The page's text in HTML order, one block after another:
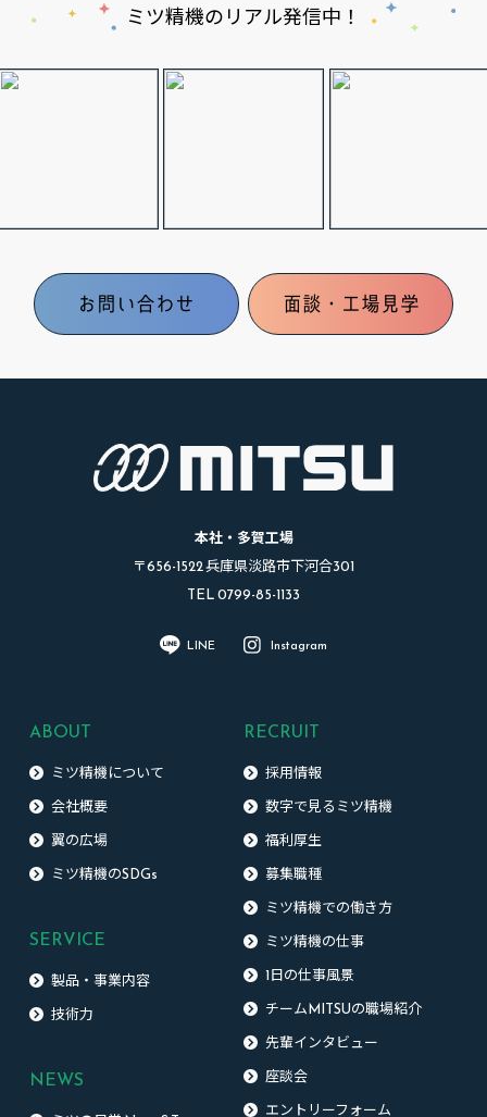
ミツ精機のリアル発信中！
お問い合わせ 面談・工場見学
本社・多賀工場
〒656-1522 兵庫県淡路市下河合301
TEL 0799-85-1133
LINE Instagram
ABOUT
ミツ精機について
会社概要
翼の広場
ミツ精機のSDGs
SERVICE
製品・事業内容
技術力
NEWS
RECRUIT
採用情報
数字で見るミツ精機
福利厚生
募集職種
ミツ精機での働き方
ミツ精機の仕事
1日の仕事風景
チームMITSUの職場紹介
先輩インタビュー
座談会
エントリーフォーム